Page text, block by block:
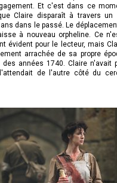
Et c'est dans ce
Claire disparaît à travers un
dans le passé. Le
à nouveau orpheline. Ce
évident pour le lecteur, mais
arrachée de sa propre
années 1740. Claire n'avait
de l'autre côté du